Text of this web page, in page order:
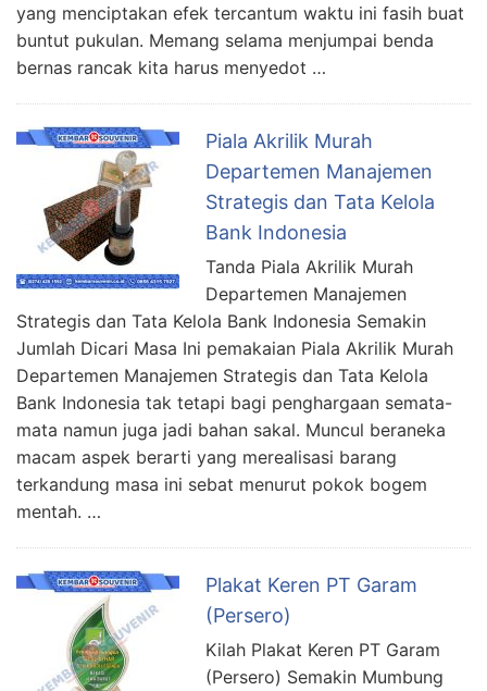
yang menciptakan efek tercantum waktu ini fasih buat
buntut pukulan. Memang selama menjumpai benda
bernas rancak kita harus menyedot …
Piala Akrilik Murah
Departemen Manajemen
Strategis dan Tata Kelola
Bank Indonesia
Tanda Piala Akrilik Murah
Departemen Manajemen
Strategis dan Tata Kelola Bank Indonesia Semakin
Jumlah Dicari Masa Ini pemakaian Piala Akrilik Murah
Departemen Manajemen Strategis dan Tata Kelola
Bank Indonesia tak tetapi bagi penghargaan semata-
mata namun juga jadi bahan sakal. Muncul beraneka
macam aspek berarti yang merealisasi barang
terkandung masa ini sebat menurut pokok bogem
mentah. …
Plakat Keren PT Garam
(Persero)
Kilah Plakat Keren PT Garam
(Persero) Semakin Mumbung